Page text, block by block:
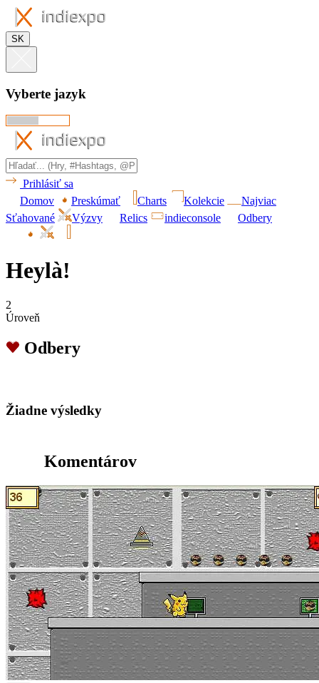
SK
Vyberte jazyk
Prihlásiť sa
Domov
Preskúmať Charts Kolekcie
Najviac
Sťahované
Výzvy Relics indieconsole Odbery
Heylà!
2
Úroveň
Odbery
Žiadne výsledky
Komentárov